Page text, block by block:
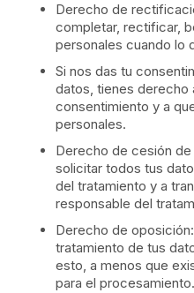
Derecho de
completar, rectificar,
personales cuando lo
Si nos das tu
datos, tienes derecho
consentimiento y a
personales.
Derecho de cesión
solicitar todos tus
del tratamiento y a
responsable del
Derecho de
tratamiento de tus
esto, a menos que
para el procesamiento.